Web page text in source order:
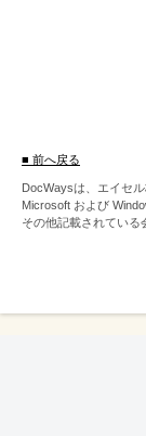
■ 前へ戻る
DocWaysは、エイセ
Microsoft および
その他記載されている